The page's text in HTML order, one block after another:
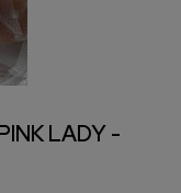
LADY -